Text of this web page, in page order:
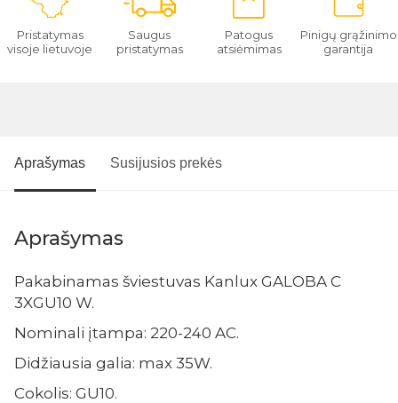
Pristatymas
visoje lietuvoje
Saugus
pristatymas
Patogus
atsiėmimas
Pinigų grąžinimo
garantija
Aprašymas Susijusios prekės
Aprašymas
Pakabinamas šviestuvas Kanlux GALOBA C
3XGU10 W.
Nominali įtampa: 220-240 AC.
Didžiausia galia: max 35W.
Cokolis: GU10.